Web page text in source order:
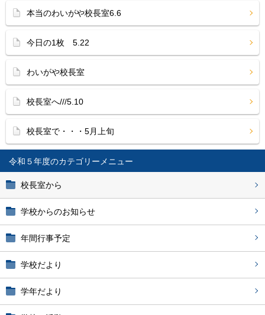
令和５年度
校長室から
学校からのお知らせ
年間行事予定
学校だより
学年だより
本当のわいがや校長室6.6
今日の1枚 5.22
わいがや校長室
校長室へ///5.10
校長室で・・・5月上旬